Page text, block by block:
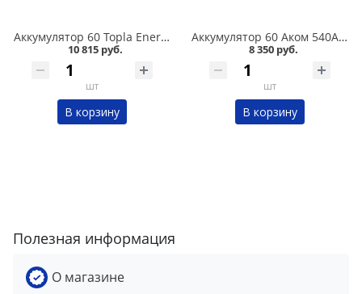
Аккумулятор 60 Topla Energy 600А в Кургане
10 815 руб.
шт
В корзину
Аккумулятор 60 Аком 540А в Кургане
8 350 руб.
шт
В корзину
Полезная информация
О магазине